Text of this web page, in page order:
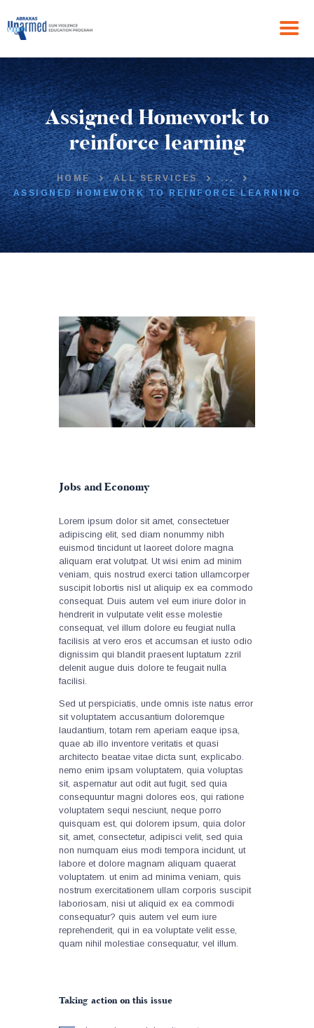
Assigned Homework to
reinforce learning
HOME ALL SERVICES
...
ASSIGNED HOMEWORK TO REINFORCE LEARNING
HOME
ABOUT US
THE PROGRAM
NEWS
GET IN TOUCH
Jobs and Economy
Lorem ipsum dolor sit amet, consectetuer
adipiscing elit, sed diam nonummy nibh
euismod tincidunt ut laoreet dolore magna
aliquam erat volutpat. Ut wisi enim ad minim
veniam, quis nostrud exerci tation ullamcorper
suscipit lobortis nisl ut aliquip ex ea commodo
consequat. Duis autem vel eum iriure dolor in
hendrerit in vulputate velit esse molestie
consequat, vel illum dolore eu feugiat nulla
facilisis at vero eros et accumsan et iusto odio
dignissim qui blandit praesent luptatum zzril
delenit augue duis dolore te feugait nulla
facilisi.
Sed ut perspiciatis, unde omnis iste natus error
sit voluptatem accusantium doloremque
laudantium, totam rem aperiam eaque ipsa,
quae ab illo inventore veritatis et quasi
architecto beatae vitae dicta sunt, explicabo.
nemo enim ipsam voluptatem, quia voluptas
sit, aspernatur aut odit aut fugit, sed quia
consequuntur magni dolores eos, qui ratione
voluptatem sequi nesciunt, neque porro
quisquam est, qui dolorem ipsum, quia dolor
sit, amet, consectetur, adipisci velit, sed quia
non numquam eius modi tempora incidunt, ut
labore et dolore magnam aliquam quaerat
voluptatem. ut enim ad minima veniam, quis
nostrum exercitationem ullam corporis suscipit
laboriosam, nisi ut aliquid ex ea commodi
consequatur? quis autem vel eum iure
reprehenderit, qui in ea voluptate velit esse,
quam nihil molestiae consequatur, vel illum.
Taking action on this issue